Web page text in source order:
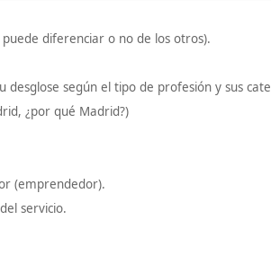
diferenciar o no de los otros).
según el tipo de profesión y sus
¿por qué Madrid?)
(emprendedor).
servicio.